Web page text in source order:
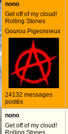
nono
Get off of my cloud!
Rolling Stones
Gourou Pigeonneux
24132 messages
postés
nono
Get off of my cloud!
Rolling Stones